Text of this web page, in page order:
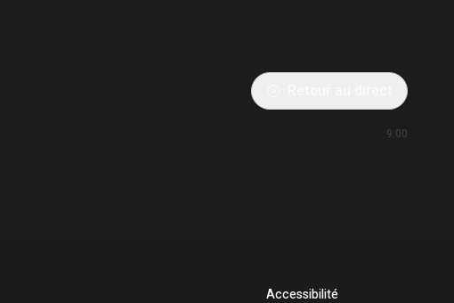
9:00
Accessibilité